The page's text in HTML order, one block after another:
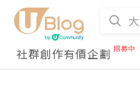
社群創作有價企劃